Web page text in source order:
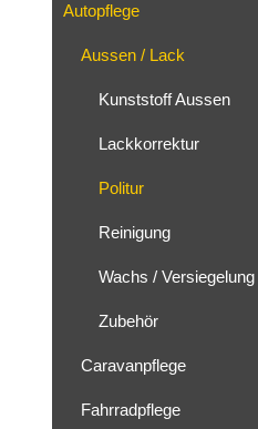
Autopflege
Aussen / Lack
Kunststoff Aussen
Lackkorrektur
Politur
Reinigung
Wachs / Versiegelung
Zubehör
Caravanpflege
Fahrradpflege